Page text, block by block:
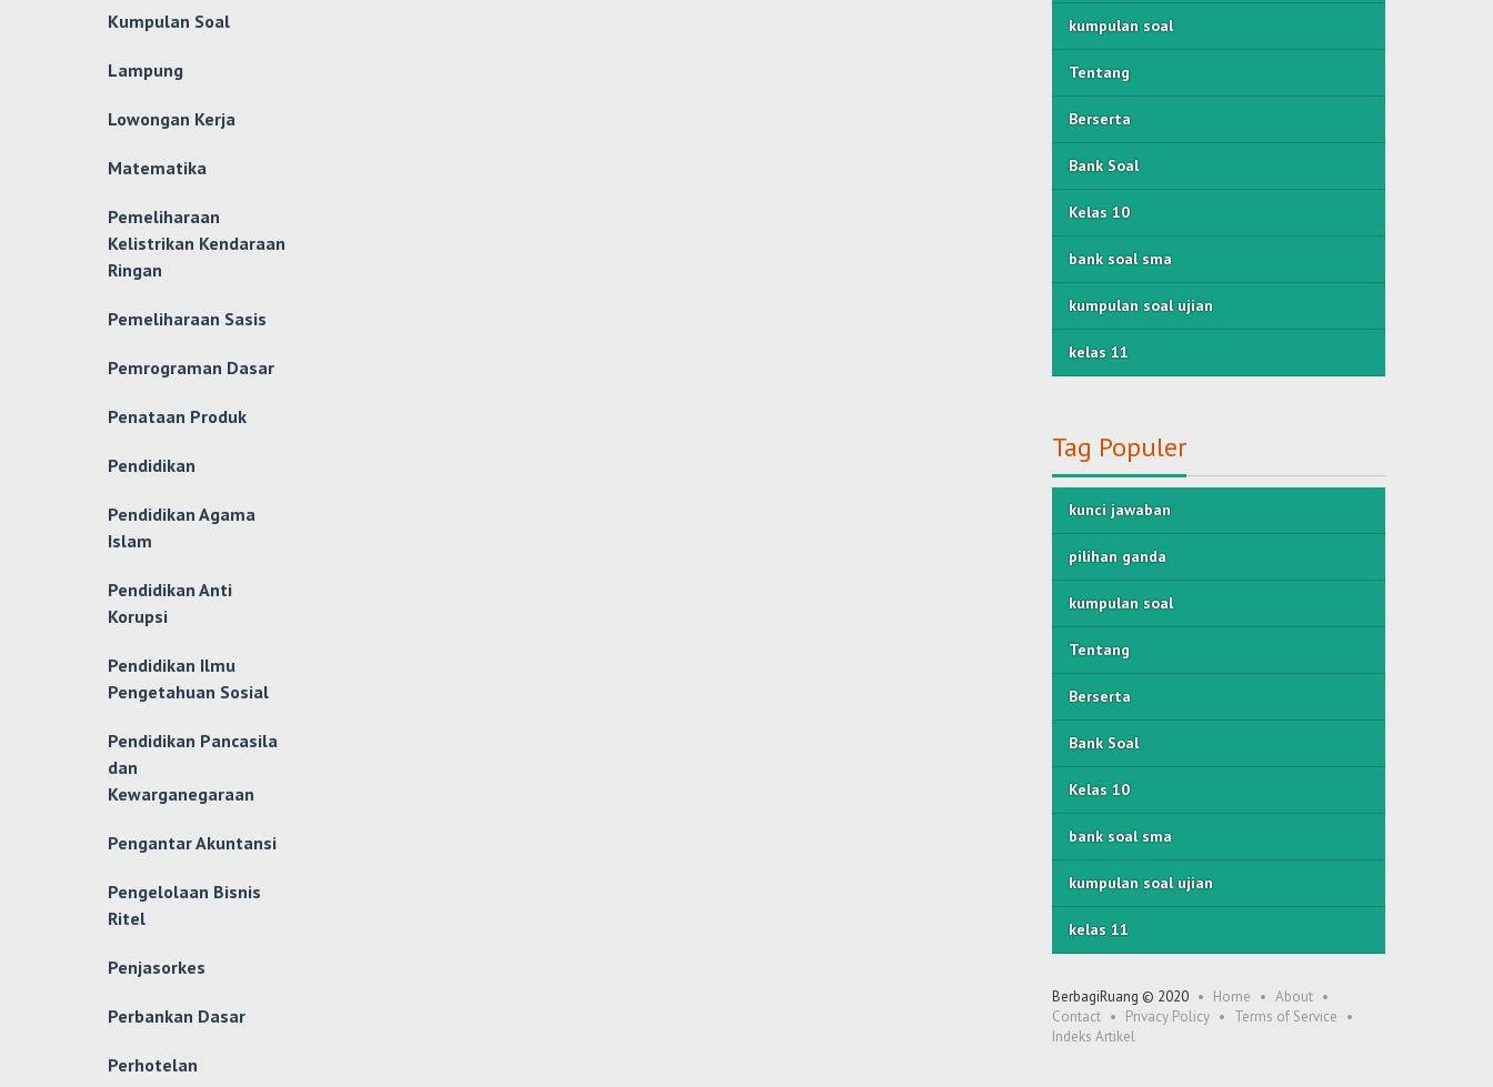
Kumpulan Soal
Lampung
Lowongan Kerja
Matematika
Pemeliharaan
Kelistrikan Kendaraan
Ringan
Pemeliharaan Sasis
Pemrograman Dasar
Penataan Produk
Pendidikan
Pendidikan Agama
Islam
Pendidikan Anti
Korupsi
Pendidikan Ilmu
Pengetahuan Sosial
Pendidikan Pancasila
dan
Kewarganegaraan
Pengantar Akuntansi
Pengelolaan Bisnis
Ritel
Penjasorkes
Perbankan Dasar
Perhotelan
kumpulan soal
Tentang
Berserta
Bank Soal
Kelas 10
bank soal sma
kumpulan soal ujian
kelas 11
Tag Populer
kunci jawaban
pilihan ganda
kumpulan soal
Tentang
Berserta
Bank Soal
Kelas 10
bank soal sma
kumpulan soal ujian
kelas 11
BerbagiRuang © 2020 Home
About
Contact
Privacy Policy
Terms of Service
Indeks Artikel